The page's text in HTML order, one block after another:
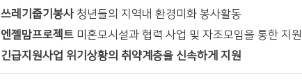
쓰레기줍기봉사 청년들의 지역내 환경미화 봉사활동
엔젤맘프로젝트 미혼모시설과 협력 사업 및 자조모임을 통한 지원
긴급지원사업 위기상황의 취약계층을 신속하게 지원